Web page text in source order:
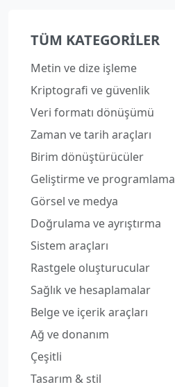
TÜM KATEGORILER
Metin ve dize işleme
Kriptografi ve güvenlik
Veri formatı dönüşümü
Zaman ve tarih araçları
Birim dönüştürücüler
Geliştirme ve programlama
Görsel ve medya
Doğrulama ve ayrıştırma
Sistem araçları
Rastgele oluşturucular
Sağlık ve hesaplamalar
Belge ve içerik araçları
Ağ ve donanım
Çeşitli
Tasarım & stil